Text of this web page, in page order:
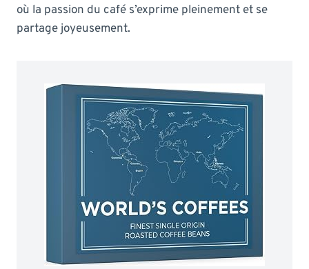
où la passion du café s’exprime pleinement et se
partage joyeusement.